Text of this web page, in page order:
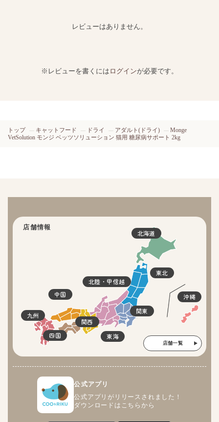
レビューはありません。
※レビューを書くにはログインが必要です。
トップ キャットフード ドライ アダルト(ドライ)
Monge
VetSolution モンジ ベッツソリューション 猫用 糖尿病サポート 2kg
店舗情報
北海道
東北
関東
北陸・甲信越
東海
関西
四国
中国
九州
沖縄
店舗一覧
公式アプリ
公式アプリがリリースされました！
ダウンロードはこちらから